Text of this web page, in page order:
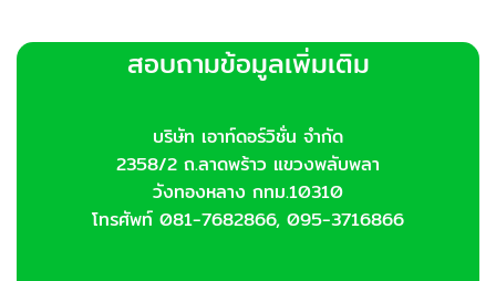
สอบถามข้อมูลเพิ่มเติม
บริษัท เอาท์ดอร์วิชั่น จำกัด
2358/2 ถ.ลาดพร้าว แขวงพลับพลา
วังทองหลาง กทม.10310
โทรศัพท์ 081-7682866, 095-3716866